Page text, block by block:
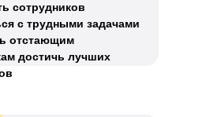
сотрудников
с трудными задачами
отстающим
достичь лучших